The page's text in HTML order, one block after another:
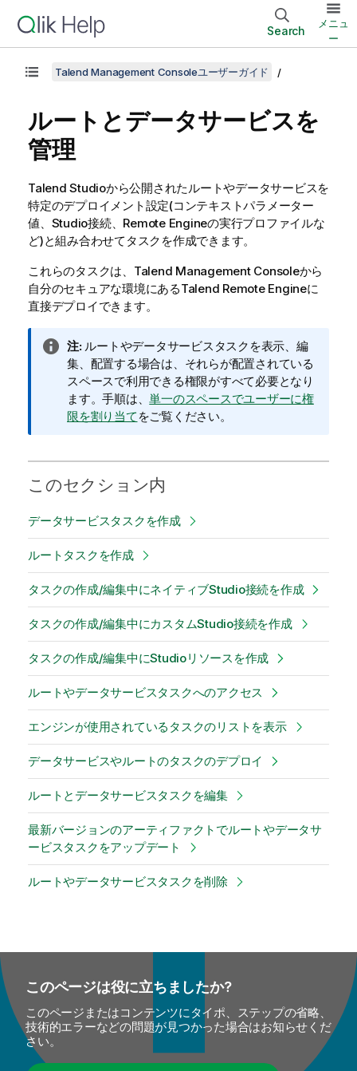
Search
メニュ
ー
Talend Management Consoleユーザーガイド
ルートとデータサービスを
管理
Talend Studioから公開されたルートやデータサービスを
特定のデプロイメント設定(コンテキストパラメーター
値、Studio接続、Remote Engineの実行プロファイルな
ど)と組み合わせてタスクを作成できます。
これらのタスクは、 Talend Management Consoleから
自分のセキュアな環境にあるTalend Remote Engineに
直接デプロイできます。
情
報
メ
モ
注:ルートやデータサービスタスクを表示、編
集、配置する場合は、それらが配置されている
スペースで利用できる権限がすべて必要となり
ます。手順は、単一のスペースでユーザーに権
限を割り当て をご覧ください。
このセクション内
データサービスタスクを作成
ルートタスクを作成
タスクの作成/編集中にネイティブStudio接続を作成
タスクの作成/編集中にカスタムStudio接続を作成
タスクの作成/編集中にStudioリソースを作成
ルートやデータサービスタスクへのアクセス
エンジンが使用されているタスクのリストを表示
データサービスやルートのタスクのデプロイ
ルートとデータサービスタスクを編集
最新バージョンのアーティファクトでルートやデータサ
ービスタスクをアップデート
ルートやデータサービスタスクを削除
このページは役に立ちましたか?
このページまたはコンテンツにタイポ、ステップの省略、
技術的エラーなどの問題が見つかった場合はお知らせくだ
さい。